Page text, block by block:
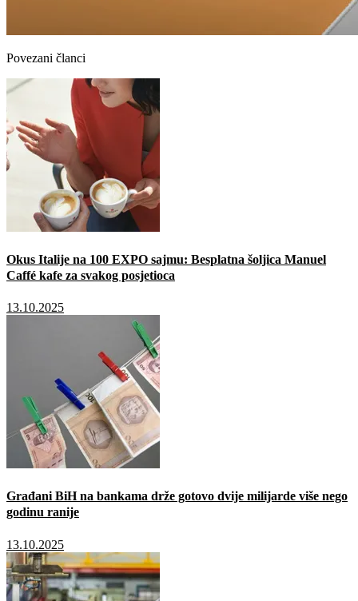
Povezani članci
Okus Italije na 100 EXPO sajmu: Besplatna šoljica Manuel
Caffé kafe za svakog posjetioca
13.10.2025
Građani BiH na bankama drže gotovo dvije milijarde više nego
godinu ranije
13.10.2025